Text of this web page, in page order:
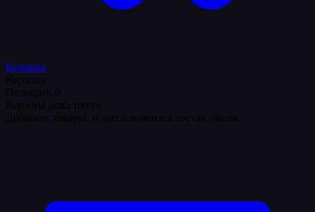
Корзина